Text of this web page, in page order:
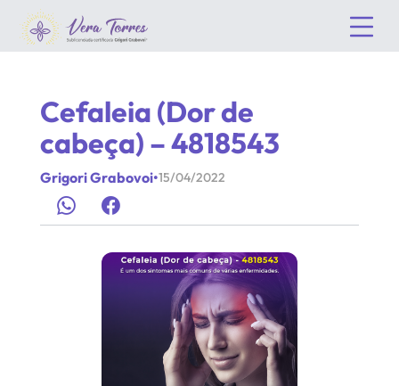
Cefaleia (Dor de
cabeça) – 4818543
Grigori Grabovoi•15/04/2022